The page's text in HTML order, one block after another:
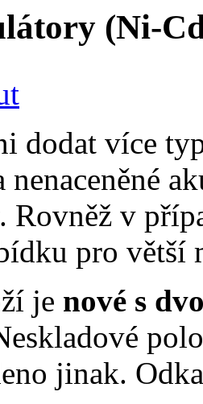
(Ni-
dodat více
Rovněž v
pro větší
je nové s
jinak.